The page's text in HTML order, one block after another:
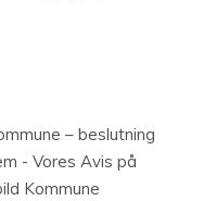
– beslutning
- Vores Avis på
Kommune